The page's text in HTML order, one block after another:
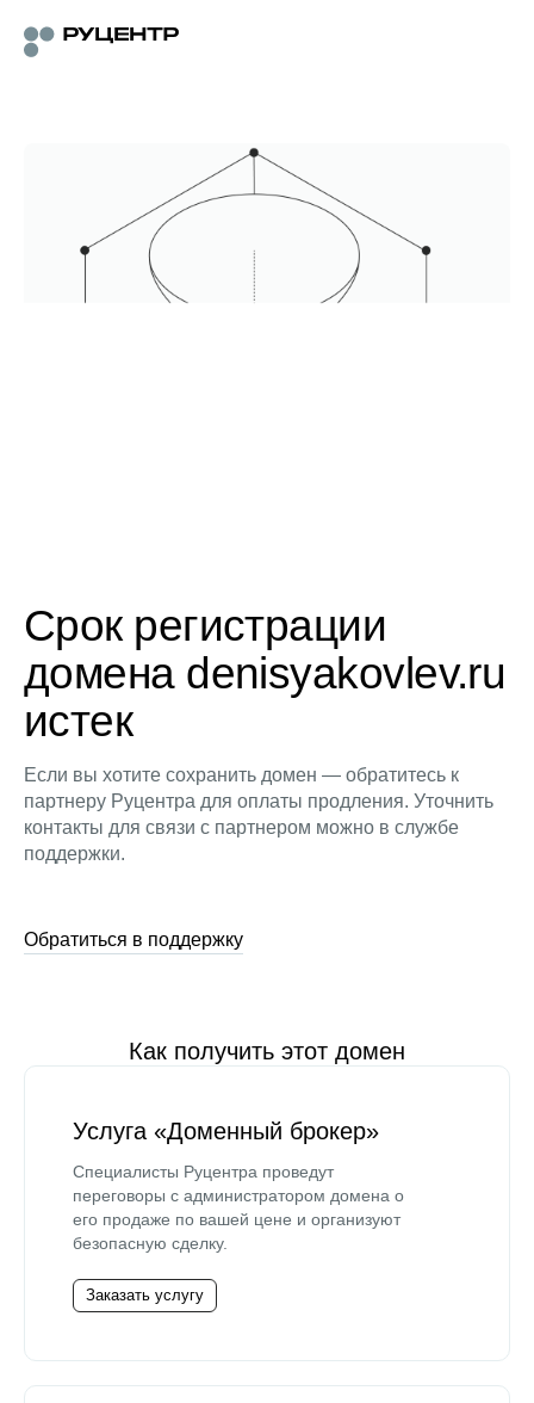
Срок регистрации
домена denisyakovlev.ru
истек
Если вы хотите сохранить домен — обратитесь к
партнеру Руцентра для оплаты продления. Уточнить
контакты для связи с партнером можно в службе
поддержки.
Обратиться в поддержку
Как получить этот домен
Услуга «Доменный брокер»
Специалисты Руцентра проведут
переговоры с администратором домена о
его продаже по вашей цене и организуют
безопасную сделку.
Заказать услугу